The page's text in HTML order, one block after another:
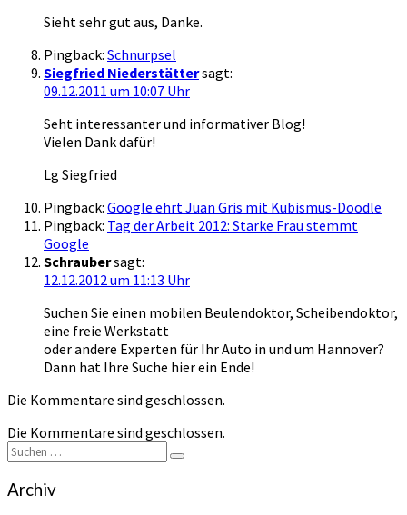
Sieht sehr gut aus, Danke.
Pingback: Schnurpsel
Siegfried Niederstättersagt:
09.12.2011 um 10:07 Uhr
Seht interessanter und informativer Blog!
Vielen Dank dafür!
Lg Siegfried
Pingback: Google ehrt Juan Gris mit Kubismus-Doodle
Pingback: Tag der Arbeit 2012: Starke Frau stemmt
Google
Schraubersagt:
12.12.2012 um 11:13 Uhr
Suchen Sie einen mobilen Beulendoktor, Scheibendoktor,
eine freie Werkstatt
oder andere Experten für Ihr Auto in und um Hannover?
Dann hat Ihre Suche hier ein Ende!
Die Kommentare sind geschlossen.
Die Kommentare sind geschlossen.
Suchen
nach:
Suchen
Archiv